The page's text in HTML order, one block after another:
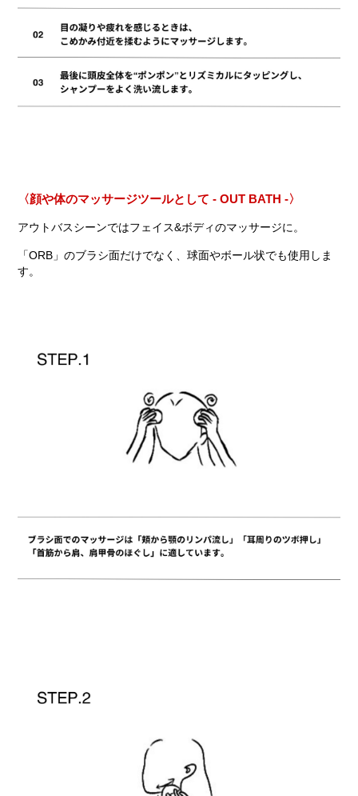
〈顔や体のマッサージツールとして - OUT BATH -〉
アウトバスシーンではフェイス&ボディのマッサージに。
「ORB」のブラシ面だけでなく、球面やボール状でも使用しま
す。